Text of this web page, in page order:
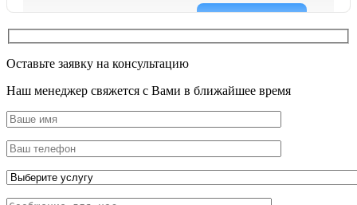
Оставьте заявку на консультацию
Наш менеджер свяжется с Вами в ближайшее время